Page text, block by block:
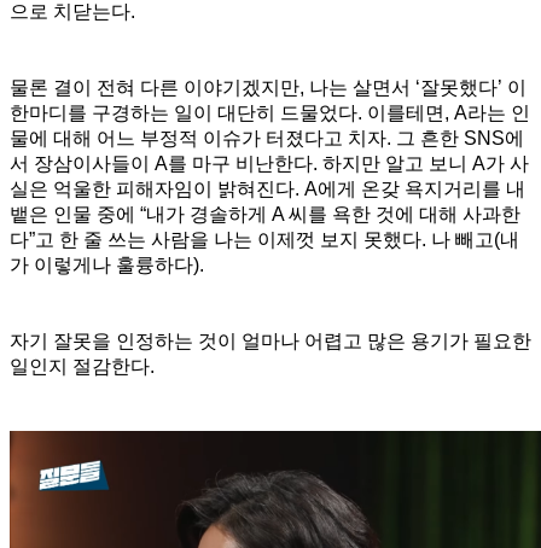
으로 치닫는다.
물론 결이 전혀 다른 이야기겠지만, 나는 살면서 ‘잘못했다’ 이
한마디를 구경하는 일이 대단히 드물었다. 이를테면, A라는 인
물에 대해 어느 부정적 이슈가 터졌다고 치자. 그 흔한 SNS에
서 장삼이사들이 A를 마구 비난한다. 하지만 알고 보니 A가 사
실은 억울한 피해자임이 밝혀진다. A에게 온갖 욕지거리를 내
뱉은 인물 중에 “내가 경솔하게 A 씨를 욕한 것에 대해 사과한
다”고 한 줄 쓰는 사람을 나는 이제껏 보지 못했다. 나 빼고(내
가 이렇게나 훌륭하다).
자기 잘못을 인정하는 것이 얼마나 어렵고 많은 용기가 필요한
일인지 절감한다.